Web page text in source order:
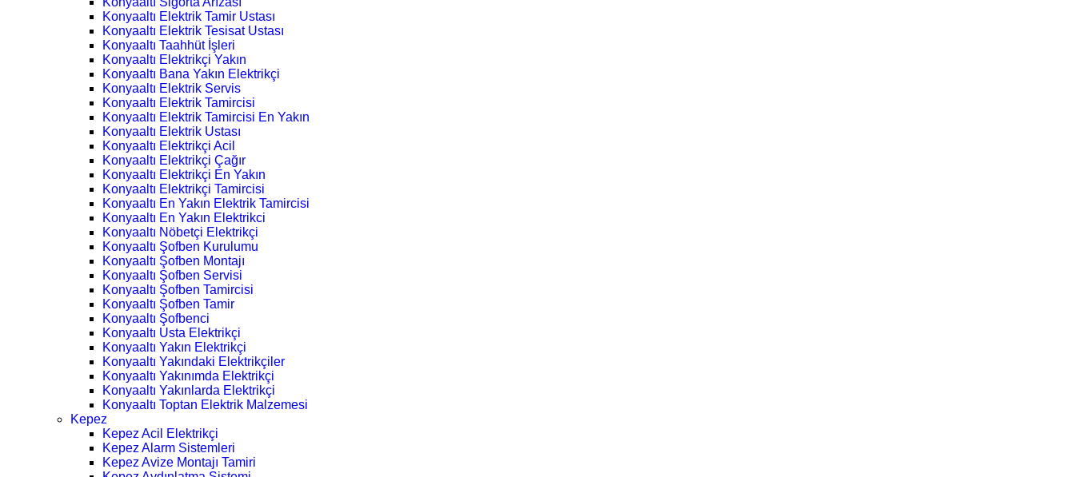
Konyaaltı Elektrik Tamir Ustası
Konyaaltı Elektrik Tesisat Ustası
Konyaaltı Taahhüt İşleri
Konyaaltı Elektrikçi Yakın
Konyaaltı Bana Yakın Elektrikçi
Konyaaltı Elektrik Servis
Konyaaltı Elektrik Tamircisi
Konyaaltı Elektrik Tamircisi En Yakın
Konyaaltı Elektrik Ustası
Konyaaltı Elektrikçi Acil
Konyaaltı Elektrikçi Çağır
Konyaaltı Elektrikçi En Yakın
Konyaaltı Elektrikçi Tamircisi
Konyaaltı En Yakın Elektrik Tamircisi
Konyaaltı En Yakın Elektrikci
Konyaaltı Nöbetçi Elektrikçi
Konyaaltı Şofben Kurulumu
Konyaaltı Şofben Montajı
Konyaaltı Şofben Servisi
Konyaaltı Şofben Tamircisi
Konyaaltı Şofben Tamir
Konyaaltı Şofbenci
Konyaaltı Usta Elektrikçi
Konyaaltı Yakın Elektrikçi
Konyaaltı Yakındaki Elektrikçiler
Konyaaltı Yakınımda Elektrikçi
Konyaaltı Yakınlarda Elektrikçi
Konyaaltı Toptan Elektrik Malzemesi
Kepez
Kepez Acil Elektrikçi
Kepez Alarm Sistemleri
Kepez Avize Montajı Tamiri